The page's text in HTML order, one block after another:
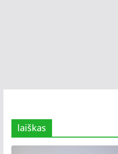
laiškas